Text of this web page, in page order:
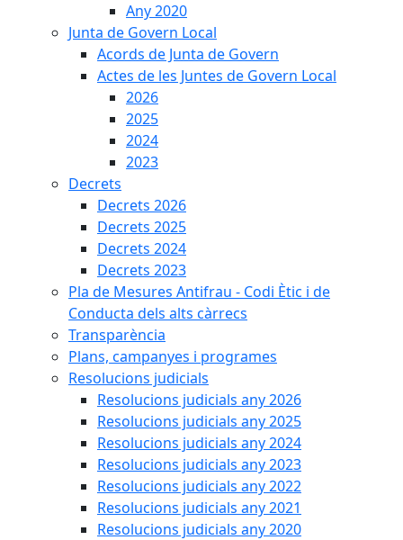
Any 2020
Junta de Govern Local
Acords de Junta de Govern
Actes de les Juntes de Govern Local
2026
2025
2024
2023
Decrets
Decrets 2026
Decrets 2025
Decrets 2024
Decrets 2023
Pla de Mesures Antifrau - Codi Ètic i de
Conducta dels alts càrrecs
Transparència
Plans, campanyes i programes
Resolucions judicials
Resolucions judicials any 2026
Resolucions judicials any 2025
Resolucions judicials any 2024
Resolucions judicials any 2023
Resolucions judicials any 2022
Resolucions judicials any 2021
Resolucions judicials any 2020